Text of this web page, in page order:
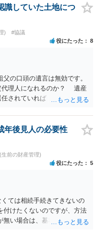
会は出来ない。俺は携帯電
の話は聞かなくて良い」と
事に毒が入っている」「体
ったです。 当時の診療記
弁護士に面談で相談された
識していた土地につ
) #協議
役にたった 8
の口頭の遺言は無効です。
代理人になれるのか？ 遺産
任されていれば 法定代理人
効を認める主張になるので
よいと思います。 ④財産分
の相続をやり直せるのか？
の話です。 その当時、成
せんが 成年後見人が選任さ
可能性があります。 無効で
いる 可能性があります。
談した方がよいと思いま
年後見人の必要性
前の財産管理)
役にたった 5
ては相続手続きてきないの
付けたくないのですが、方法
い場合は、基本的に成年後